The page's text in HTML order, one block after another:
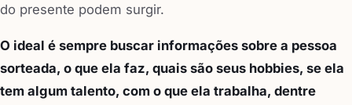
do presente podem surgir.
O ideal é sempre buscar informações sobre a pessoa
sorteada, o que ela faz, quais são seus hobbies, se ela
tem algum talento, com o que ela trabalha, dentre